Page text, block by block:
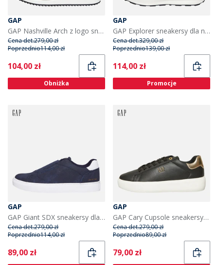
GAP
GAP Nashville Arch z logo sneakersy dla niego kolor Navy
Cena det.279,00 zł
Poprzednio114,00 zł
Current
104,00 zł
Obniżka
GAP
GAP Explorer sneakersy dla niego kolor Navy
Cena det.329,00 zł
Poprzednio139,00 zł
Current
114,00 zł
Promocje
GAP
GAP Giant SDX sneakersy dla niego kolor Navy
Cena det.279,00 zł
Poprzednio114,00 zł
Current
89,00 zł
GAP
GAP Cary Cupsole sneakersy dla niej kolor czarny
Cena det.279,00 zł
Poprzednio89,00 zł
Current
79,00 zł